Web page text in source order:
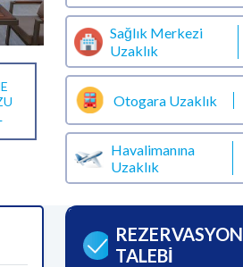
Sağlık Merkezi
Uzaklık
Otogara Uzaklık
Havalimanına
Uzaklık
REZERVASYON
TALEBİ